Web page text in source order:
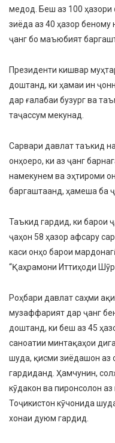
медод. Беш аз 100 ҳазори
зиёда аз 40 ҳазор беному
ҷанг бо маъюбият
Президенти кишвар
доштанд, ки ҳамаи ин
дар ғалабаи бузург ва
таҷассум мекунад.
Сарвари давлат таъкид
онҳоеро, ки аз ҷанг
намекунем ва эҳтироми
баргаштаанд, ҳамеша ба
Таъкид гардид, ки барои
ҷаҳон 58 ҳазор афсару
каси онҳо барои
“Қаҳрамони Иттиҳоди
Роҳбари давлат саҳми
музаффарият дар ҷанг
доштанд, ки беш аз 45
саноатии минтақаҳои
шуда, қисми зиёдашон аз
гардиданд. Ҳамчунин,
кӯдакон ва пиронсолон
Тоҷикистон кӯчонида
хонаи дуюм гардид.